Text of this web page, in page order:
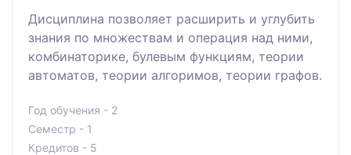
Дисциплина позволяет расширить и углубить
знания по множествам и операция над ними,
комбинаторике, булевым функциям, теории
автоматов, теории алгоримов, теории графов.
Год обучения - 2
Семестр - 1
Кредитов - 5